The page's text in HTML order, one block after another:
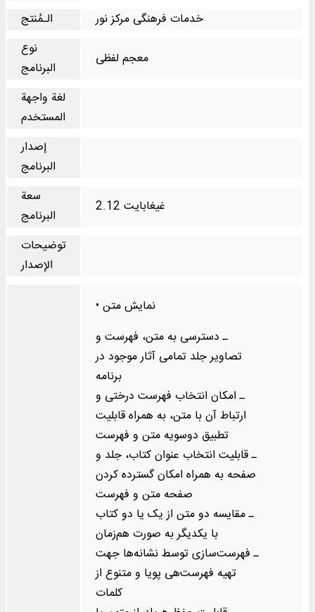
الـمُنتج
خدمات فرهنگی مرکز نور
نوع
البرنامج
معجم لفظی
لغة واجهة
المستخدم
إصدار
البرنامج
سعة
البرنامج
2.12 غيغابايت
توضيحات
الإصدار
• نمایش متن
ـ دسترسی به متن، فهرست و
تصاویر جلد تمامی آثار موجود در
برنامه
ـ امكان انتخاب فهرست درختی و
ارتباط آن با متن، به همراه قابلیت
تطبیق دوسویه متن و فهرست
ـ قابلیت انتخاب عنوان كتاب، جلد و
صفحه به همراه امكان گسترده كردن
صفحه متن و فهرست
ـ مقایسه دو متن از یک یا دو کتاب
با یکدیگر به صورت هم‌زمان
ـ فهرست‌سازی توسط نشانه‌ها جهت
تهیه فهرست‌هی پویا و متنوع از
كلمات